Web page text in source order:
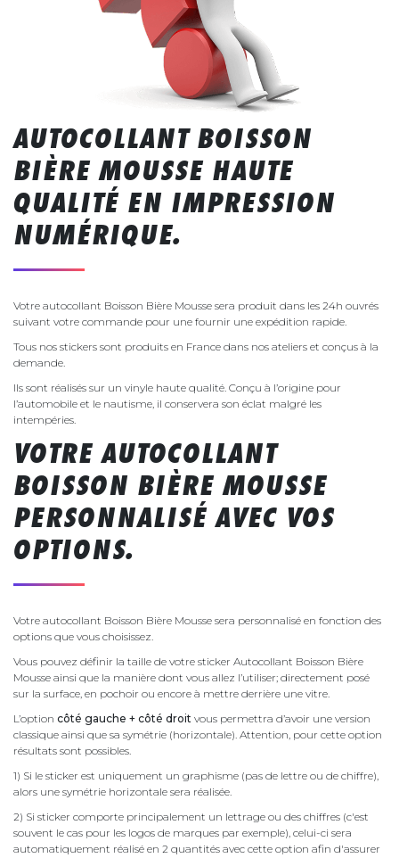
AUTOCOLLANT BOISSON
BIÈRE MOUSSE HAUTE
QUALITÉ EN IMPRESSION
NUMÉRIQUE.
Votre autocollant Boisson Bière Mousse sera produit dans les 24h ouvrés
suivant votre commande pour une fournir une expédition rapide.
Tous nos stickers sont produits en France dans nos ateliers et conçus à la
demande.
Ils sont réalisés sur un vinyle haute qualité. Conçu à l’origine pour
l’automobile et le nautisme, il conservera son éclat malgré les
intempéries.
VOTRE AUTOCOLLANT
BOISSON BIÈRE MOUSSE
PERSONNALISÉ AVEC VOS
OPTIONS.
Votre autocollant Boisson Bière Mousse sera personnalisé en fonction des
options que vous choisissez.
Vous pouvez définir la taille de votre sticker Autocollant Boisson Bière
Mousse ainsi que la manière dont vous allez l’utiliser; directement posé
sur la surface, en pochoir ou encore à mettre derrière une vitre.
L’option côté gauche + côté droit vous permettra d’avoir une version
classique ainsi que sa symétrie (horizontale). Attention, pour cette option
résultats sont possibles.
1) Si le sticker est uniquement un graphisme (pas de lettre ou de chiffre),
alors une symétrie horizontale sera réalisée.
2) Si sticker comporte principalement un lettrage ou des chiffres (c'est
souvent le cas pour les logos de marques par exemple), celui-ci sera
automatiquement réalisé en 2 quantités avec cette option afin d'assurer